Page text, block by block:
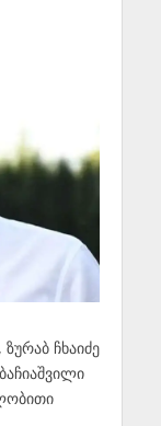
ჩხაიძე